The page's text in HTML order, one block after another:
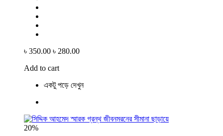
৳ 350.00 ৳ 280.00
Add to cart
একটু পড়ে দেখুন
20%